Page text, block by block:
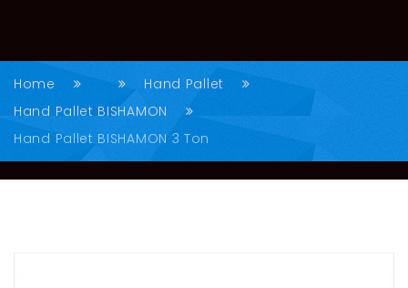
Home
Hand Pallet
Hand Pallet BISHAMON
Hand Pallet BISHAMON 3 Ton